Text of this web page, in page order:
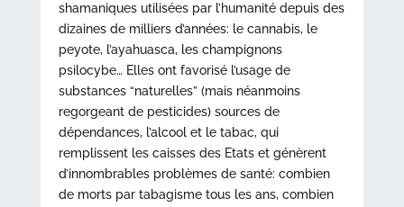
shamaniques utilisées par l’humanité depuis des
dizaines de milliers d’années: le cannabis, le
peyote, l’ayahuasca, les champignons
psilocybe… Elles ont favorisé l’usage de
substances “naturelles” (mais néanmoins
regorgeant de pesticides) sources de
dépendances, l’alcool et le tabac, qui
remplissent les caisses des Etats et génèrent
d’innombrables problèmes de santé: combien
de morts par tabagisme tous les ans, combien